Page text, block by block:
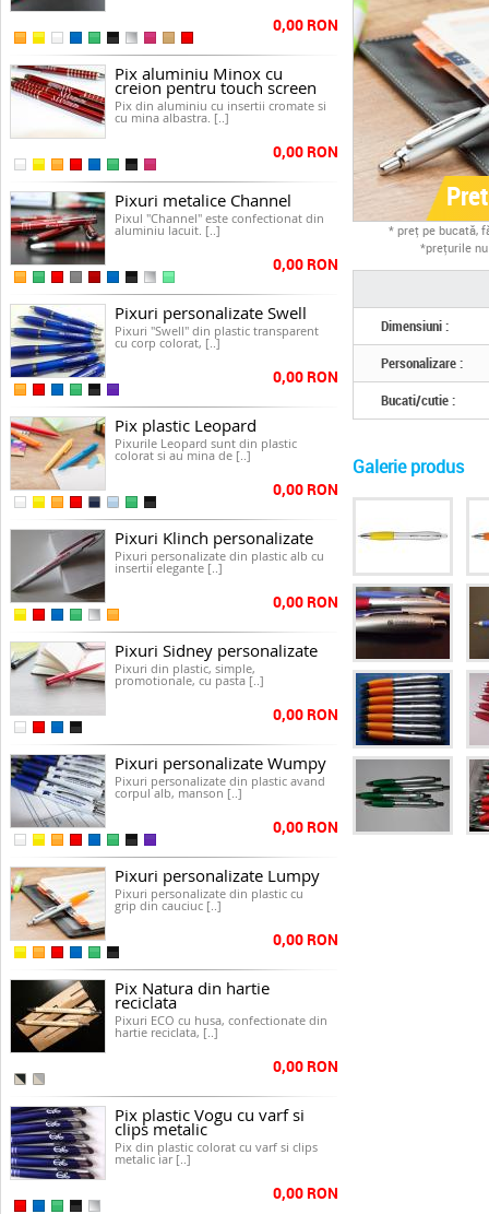
0,00 RON
Pix aluminiu Minox cu
creion pentru touch screen
Pix din aluminiu cu insertii cromate si
cu mina albastra. [..]
0,00 RON
Pixuri metalice Channel
Pixul "Channel" este confectionat din
aluminiu lacuit. [..]
0,00 RON
Pixuri personalizate Swell
Pixuri "Swell" din plastic transparent
cu corp colorat, [..]
0,00 RON
Pix plastic Leopard
Pixurile Leopard sunt din plastic
colorat si au mina de [..]
0,00 RON
Pixuri Klinch personalizate
Pixuri personalizate din plastic alb cu
insertii elegante [..]
0,00 RON
Pixuri Sidney personalizate
Pixuri din plastic, simple,
promotionale, cu pasta [..]
0,00 RON
Pixuri personalizate Wumpy
Pixuri personalizate din plastic avand
corpul alb, manson [..]
0,00 RON
Pixuri personalizate Lumpy
Pixuri personalizate din plastic cu
grip din cauciuc [..]
0,00 RON
Pix Natura din hartie
reciclata
Pixuri ECO cu husa, confectionate din
hartie reciclata, [..]
0,00 RON
Pix plastic Vogu cu varf si
clips metalic
Pix din plastic colorat cu varf si clips
metalic iar [..]
0,00 RON
* preţ pe bucată,
*preţurile
Dimensiuni :
Personalizare :
Bucati/cutie :
Galerie produs